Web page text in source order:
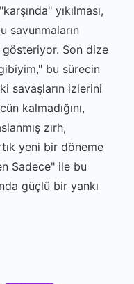
yıkılması,
savunmaların
gösteriyor. Son dize
bu sürecin
savaşların izlerini
kalmadığını,
zırh,
yeni bir döneme
Sadece" ile bu
güçlü bir yankı